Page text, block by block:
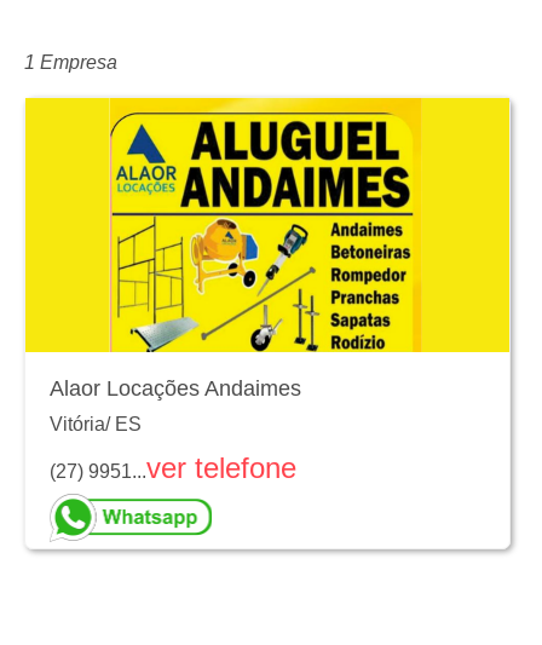
1 Empresa
Alaor Locações Andaimes
Vitória/ ES
(27) 9951...ver telefone